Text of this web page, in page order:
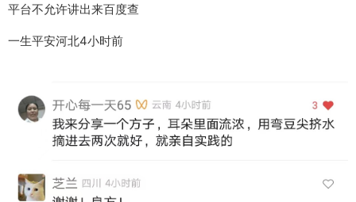
平台不允许讲出来百度查
一生平安河北4小时前